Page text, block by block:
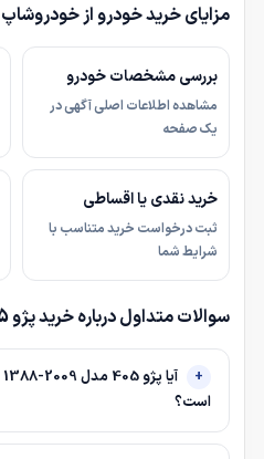
مزایای خرید خودرو از خودروشاپ
بررسی مشخصات خودرو
مشاهده اطلاعات اصلی آگهی در
یک صفحه
خرید نقدی یا اقساطی
ثبت درخواست خرید متناسب با
شرایط شما
سوالات متداول درباره خرید پژو 405 مدل 2009-1388
است؟